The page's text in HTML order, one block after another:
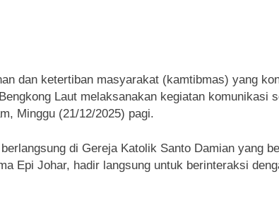
dan ketertiban masyarakat (kamtibmas) yang
Laut melaksanakan kegiatan
Minggu (21/12/2025) pagi.
di Gereja Katolik Santo Damian yang
Epi Johar, hadir langsung untuk berinteraksi